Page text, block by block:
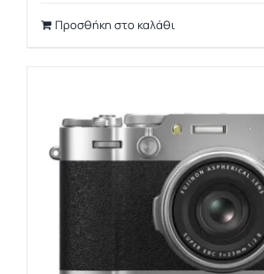
Προσθήκη στο καλάθι